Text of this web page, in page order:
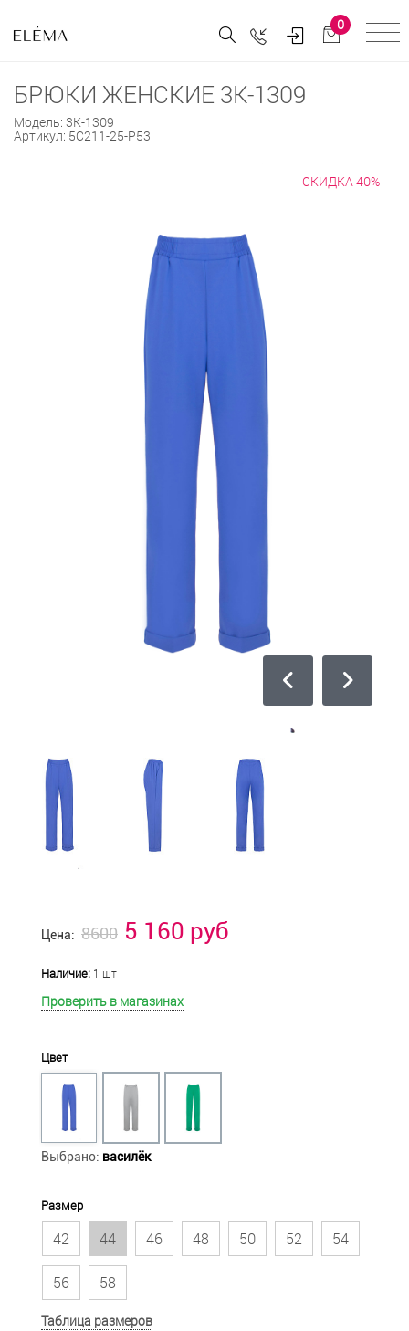
0
БРЮКИ ЖЕНСКИЕ 3К-1309
Модель: 3К-1309
Артикул: 5С211-25-Р53
СКИДКА 40%
Цена: 8600 5 160 руб
Наличие: 1 шт
Проверить в магазинах
Цвет
Выбрано: василёк
Размер
42 44 46 48 50 52 54
56 58
Таблица размеров